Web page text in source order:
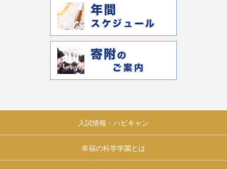
入試情報・ハピキャン
幸福の科学学園とは